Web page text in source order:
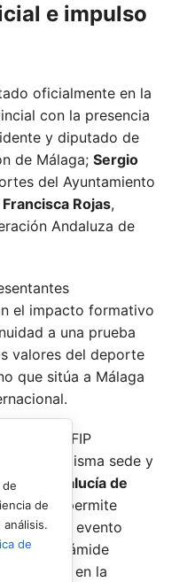
e impulso
oficialmente en la
con la presencia
y diputado de
de Málaga; Sergio
del Ayuntamiento
Francisca Rojas,
Andaluza de
el impacto formativo
a una prueba
valores del deporte
que sitúa a Málaga
del FIP
en la misma sede y
de Andalucía de
paralela permite
al evento
la pirámide
en la
de
de
de